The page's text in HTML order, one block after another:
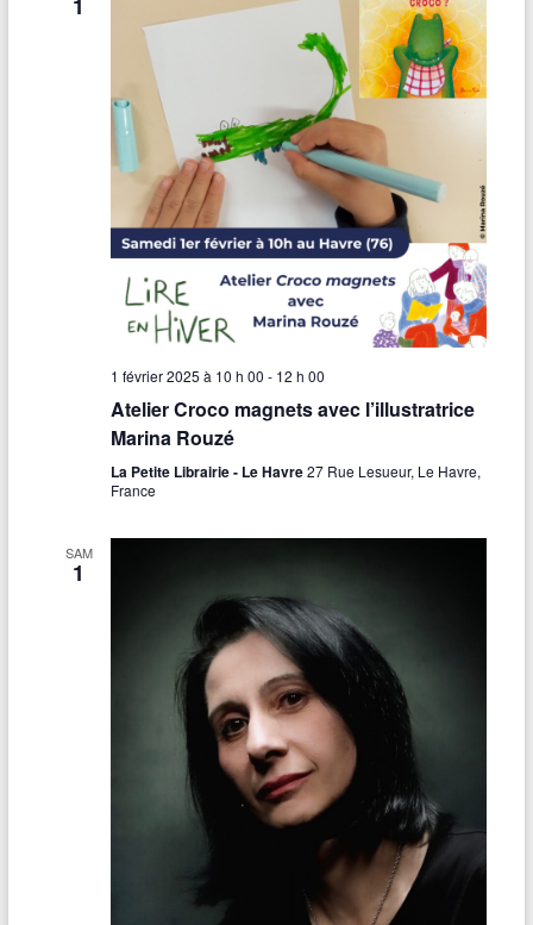
1
1 février 2025 à 10 h 00 - 12 h 00
Atelier Croco magnets avec l’illustratrice
Marina Rouzé
La Petite Librairie - Le Havre27 Rue Lesueur, Le Havre,
France
SAM
1